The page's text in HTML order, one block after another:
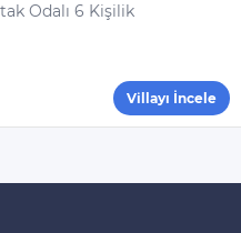
Odalı 6 Kişilik
Villayı İncele